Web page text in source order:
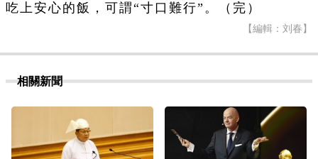
吃上安心的飯，可謂“寸口難行”。（完）
【編輯：刘春】
相關新聞